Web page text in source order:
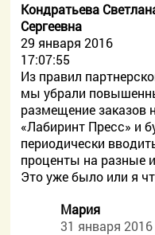
Кондратьева
Сергеевна
29 января 2016
17:07:55
Из правил
мы убрали
размещение заказов
«Лабиринт Пресс» и
периодически
проценты на разные
Это уже было или я
Мария
31 января